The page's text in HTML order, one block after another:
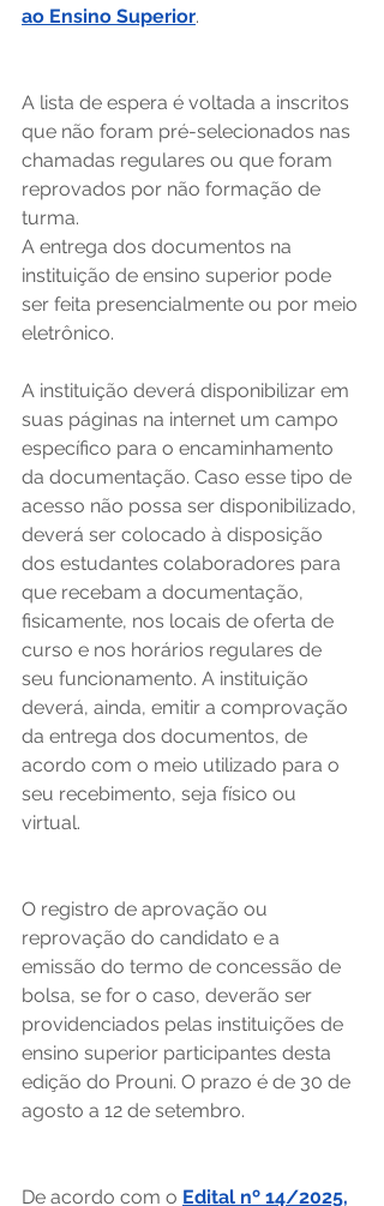
ao Ensino Superior.
A lista de espera é voltada a inscritos
que não foram pré-selecionados nas
chamadas regulares ou que foram
reprovados por não formação de
turma.
A entrega dos documentos na
instituição de ensino superior pode
ser feita presencialmente ou por meio
eletrônico.
A instituição deverá disponibilizar em
suas páginas na internet um campo
específico para o encaminhamento
da documentação. Caso esse tipo de
acesso não possa ser disponibilizado,
deverá ser colocado à disposição
dos estudantes colaboradores para
que recebam a documentação,
fisicamente, nos locais de oferta de
curso e nos horários regulares de
seu funcionamento. A instituição
deverá, ainda, emitir a comprovação
da entrega dos documentos, de
acordo com o meio utilizado para o
seu recebimento, seja físico ou
virtual.
O registro de aprovação ou
reprovação do candidato e a
emissão do termo de concessão de
bolsa, se for o caso, deverão ser
providenciados pelas instituições de
ensino superior participantes desta
edição do Prouni. O prazo é de 30 de
agosto a 12 de setembro.
De acordo com o Edital nº 14/2025,